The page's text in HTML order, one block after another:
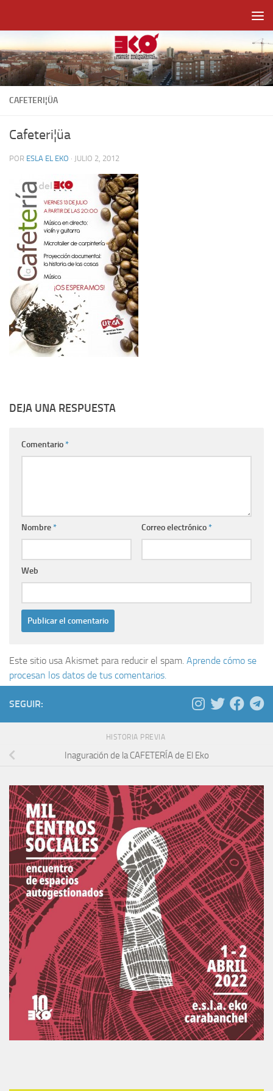
CAFETERI¦ÜA
Cafeteri¦üa
POR ESLA EL EKO · JULIO 2, 2012
DEJA UNA RESPUESTA
Comentario*
Nombre* Correo electrónico*
Web
Este sitio usa Akismet para reducir el spam. Aprende cómo se
procesan los datos de tus comentarios.
SEGUIR:
HISTORIA PREVIA
Inaguración de la CAFETERÍA de El Eko